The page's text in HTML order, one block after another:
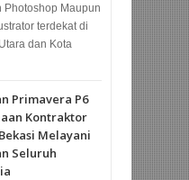
Photoshop Maupun
terdekat di
dan Kota
Primavera P6
Kontraktor
Melayani
Seluruh